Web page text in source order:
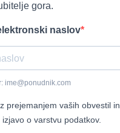
gora.
naslov
ime@ponudnik.com
prejemanjem vaših obvestil in
o varstvu podatkov.